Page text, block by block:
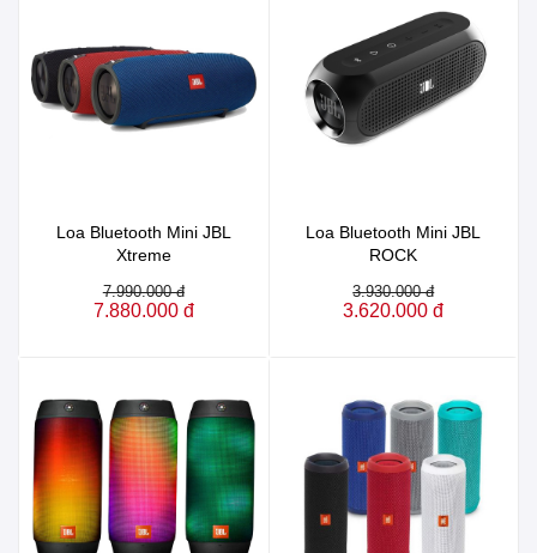
Loa Bluetooth Mini JBL
Xtreme
7.990.000 đ
7.880.000 đ
Loa Bluetooth Mini JBL
ROCK
3.930.000 đ
3.620.000 đ